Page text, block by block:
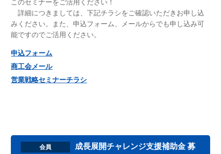
このセミナーをご活用ください！
詳細につきましては、下記チラシをご確認いただきお申し込
みください。また、申込フォーム、メールからでも申し込み可
能ですのでご活用ください。
申込フォーム
商工会メール
営業戦略セミナーチラシ
会員
成長展開チャレンジ支援補助金 募